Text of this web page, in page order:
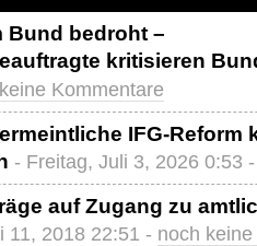
Bund bedroht –
kritisieren
Kommentare
IFG-Reform
- Freitag, Juli 3, 2026 0:53
auf Zugang zu
11, 2018 22:51 - noch